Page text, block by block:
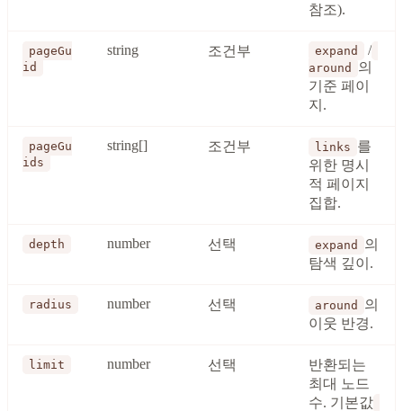
참조).
pageGu
id
string 조건부 expand /
around
의
기준 페이
지.
pageGu
ids
string[] 조건부 links 를
위한 명시
적 페이지
집합.
depth number 선택 expand
의
탐색 깊이.
radius number 선택 around
의
이웃 반경.
limit number 선택
반환되는
최대 노드
수. 기본값